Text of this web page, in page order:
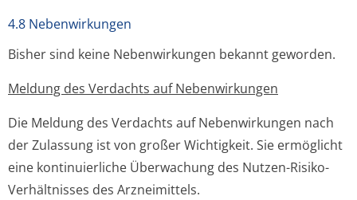
4.8 Nebenwirkungen
Bisher sind keine Nebenwirkungen bekannt geworden.
Meldung des Verdachts auf Nebenwirkungen
Die Meldung des Verdachts auf Nebenwirkungen nach
der Zulassung ist von großer Wichtigkeit. Sie ermöglicht
eine kontinuierliche Überwachung des Nutzen-Risiko-
Verhältnisses des Arzneimittels.